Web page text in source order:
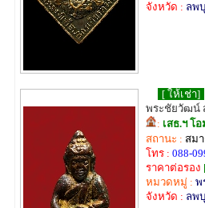
จังหวัด : ลพ
[ ให้เช่า]
พระชัยวัฒน์
: เสธ.ฯ โ
สถานะ : สม
โทร : 088-
ราคาต่อรอง
หมวดหมู่ : พ
จังหวัด : ลพ